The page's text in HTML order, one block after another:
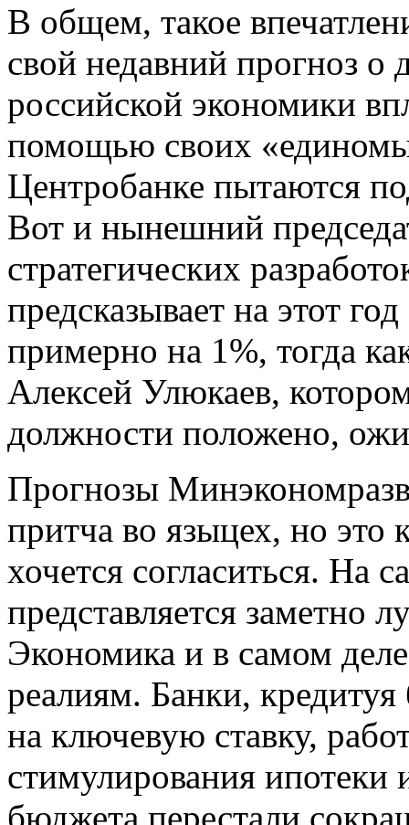
В общем, такое
свой недавний прогноз о
российской экономики
помощью своих
Центробанке пытаются
Вот и нынешний
стратегических
предсказывает на этот
примерно на 1%, тогда
Алексей Улюкаев,
должности положено,
Прогнозы
притча во языцех, но это
хочется согласиться. На
представляется заметно
Экономика и в самом
реалиям. Банки,
на ключевую ставку,
стимулирования ипотеки
бюджета перестали